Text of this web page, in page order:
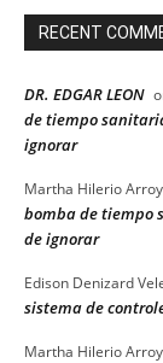
RECENT
DR. EDGAR LEON
de tiempo
ignorar
Martha Hilerio
bomba de tiempo
de ignorar
Edison Denizard
sistema de
Martha Hilerio